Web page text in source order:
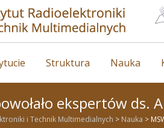
Struktura Nauka
ekspertów
i Technik Multimedialnych > Nauka >